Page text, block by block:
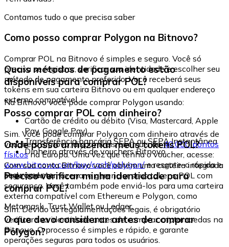
Contamos tudo o que precisa saber
Como posso comprar Polygon na Bitnovo?
Comprar POL na Bitnovo é simples e seguro. Você só
precisa se registrar, verificar sua identidade e escolher seu
método de pagamento preferido. Você receberá seus
tokens em sua carteira Bitnovo ou em qualquer endereço
externo compatível.
Quais métodos de pagamento estão
disponíveis para comprar POL?
Na Bitnovo você pode comprar Polygon usando:
Cartão de crédito ou débito (Visa, Mastercard, Apple
Pay, Google Pay)
Transferência bancária SEPA ou SEPA Instantânea
Dinheiro através de vouchers Bitnovo
Posso comprar POL com dinheiro?
Sim. Você pode comprar Polygon com dinheiro através de
vouchers Bitnovo, disponíveis em mais de40.000 pontos
físicosna Europa. Uma vez que tenha o voucher, acesse:
www.bitnovo.com/buy/cash/polygon/e resgate-o rápida e
seguramente.
Onde posso armazenar meus tokens POL?
Com sua conta Bitnovo você obtém uma carteira integrada
onde pode armazenar e gerenciar seus tokens POL com
segurança. Você também pode enviá-los para uma carteira
externa compatível com Ethereum e Polygon, como
Metamask, Trust Wallet ou Ledger.
Preciso verificar minha identidade para
comprar POL?
Sim. Devido às regulamentações legais, é obrigatório
verificar sua identidade antes de comprar criptomoedas na
Bitnovo. O processo é simples e rápido, e garante
operações seguras para todos os usuários.
O que devo considerar antes de comprar
Polygon?